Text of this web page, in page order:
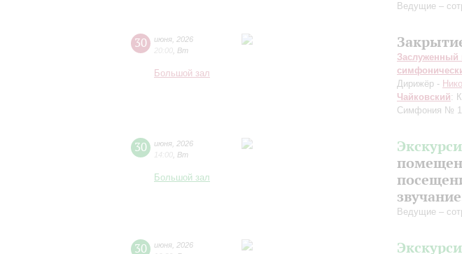
Ведущие –
30 июня 2026
20:00 Вт
Большой зал
Заслуженный
Дирижёр -
Чайковский:
Симфония № 1
30 июня 2026
14:00 Вт
Большой зал
Ведущие –
30 июня 2026